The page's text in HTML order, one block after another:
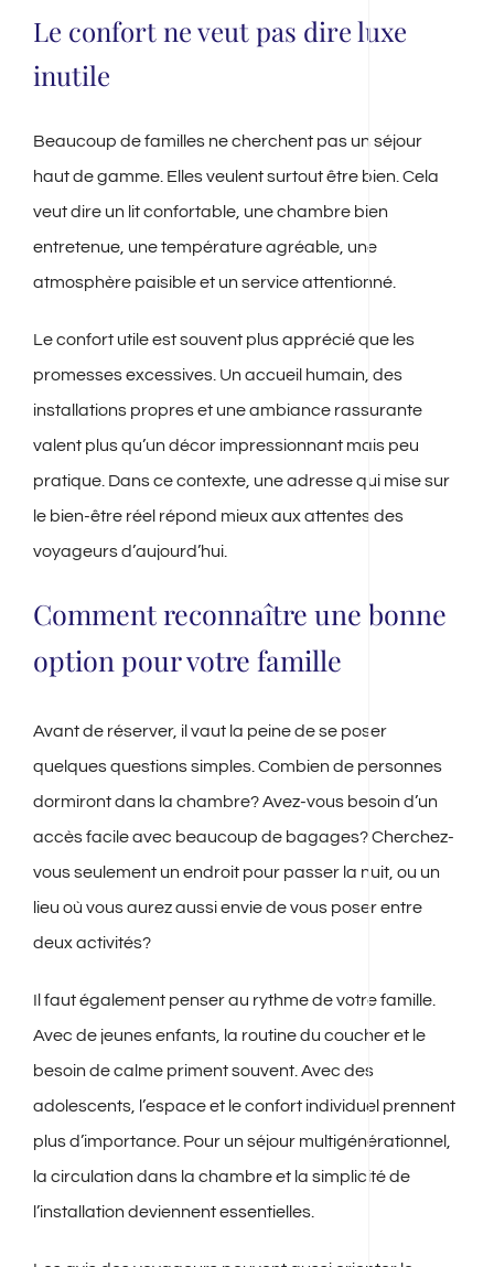
Le confort ne veut pas dire luxe
inutile
Beaucoup de familles ne cherchent pas un séjour
haut de gamme. Elles veulent surtout être bien. Cela
veut dire un lit confortable, une chambre bien
entretenue, une température agréable, une
atmosphère paisible et un service attentionné.
Le confort utile est souvent plus apprécié que les
promesses excessives. Un accueil humain, des
installations propres et une ambiance rassurante
valent plus qu’un décor impressionnant mais peu
pratique. Dans ce contexte, une adresse qui mise sur
le bien-être réel répond mieux aux attentes des
voyageurs d’aujourd’hui.
Comment reconnaître une bonne
option pour votre famille
Avant de réserver, il vaut la peine de se poser
quelques questions simples. Combien de personnes
dormiront dans la chambre? Avez-vous besoin d’un
accès facile avec beaucoup de bagages? Cherchez-
vous seulement un endroit pour passer la nuit, ou un
lieu où vous aurez aussi envie de vous poser entre
deux activités?
Il faut également penser au rythme de votre famille.
Avec de jeunes enfants, la routine du coucher et le
besoin de calme priment souvent. Avec des
adolescents, l’espace et le confort individuel prennent
plus d’importance. Pour un séjour multigénérationnel,
la circulation dans la chambre et la simplicité de
l’installation deviennent essentielles.